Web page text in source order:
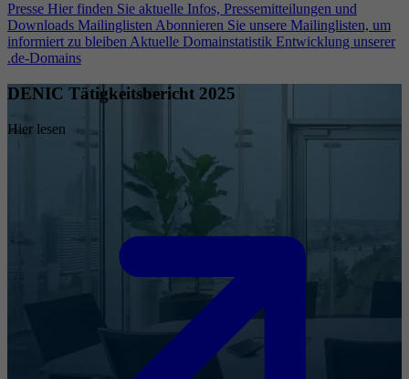
Presse Hier finden Sie aktuelle Infos, Pressemitteilungen und
Downloads Mailinglisten Abonnieren Sie unsere Mailinglisten, um
informiert zu bleiben Aktuelle Domainstatistik Entwicklung unserer
.de-Domains
DENIC Tätigkeitsbericht 2025
Hier lesen